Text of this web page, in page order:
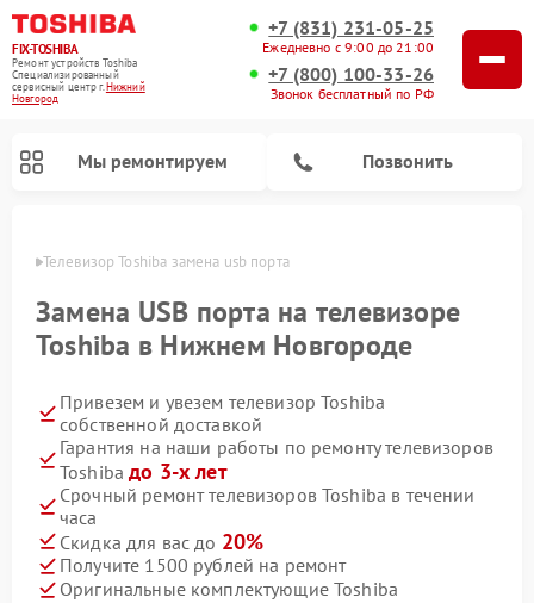
FIX-TOSHIBA
Ремонт устройств Toshiba
Специализированный
cервисный центр г.Нижний
Новгород
+7 (831) 231-05-25
Ежедневно с 9:00 до 21:00
+7 (800) 100-33-26
Звонок бесплатный по РФ
Мы ремонтируем Позвонить
Телевизор Toshiba замена usb порта
Замена USB порта на телевизоре
Toshiba в Нижнем Новгороде
Привезем и увезем телевизор Toshiba
собственной доставкой
Гарантия на наши работы по ремонту телевизоров
Toshibaдо 3-х лет
Срочный ремонт телевизоров Toshiba в течении
часа
Скидка для вас до 20%
Получите 1500 рублей на ремонт
Оригинальные комплектующие Toshiba